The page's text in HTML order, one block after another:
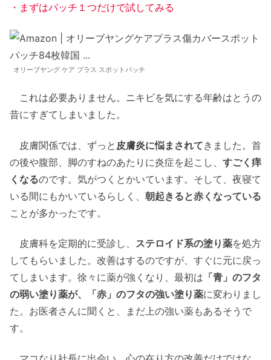
・まずはパッチ１つだけで試してみる
オリーブヤング ケア プラス スポットパッチ
これは必要ありません。ニキビを気にする年齢はとうの
昔にすぎてしまいました。
皮膚関係では、ずっと 皮膚炎に悩まされてきました。首
の後や腹部、脚のすねのあたりに炎症を起こし、 すごく痒
くなるのです。気がつくとかいています。そして、夜寝て
いる間にもかいているらしく、 朝起きると赤くなっている
ことが多かったです。
皮膚科を定期的に受診し、 ステロイド系の塗り薬を処方
してもらいました。改善はするのですが、すぐに元に戻っ
てしまいます。徐々に薬が強くなり、最初は 「青」のフタ
の弱い塗り薬が、「赤」のフタの強い塗り薬に変わりまし
た。お医者さんに聞くと、まだ上の強い薬もあるそうで
す。